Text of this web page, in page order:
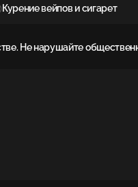
Курение вейпов и сигарет
Не нарушайте